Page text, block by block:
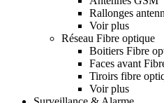
Rallonges
Voir plus
Réseau Fibre optique
Boitiers Fibre
Faces avant
Tiroirs fibre
Voir plus